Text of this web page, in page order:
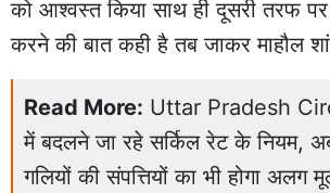
को आश्वस्त किया साथ ही दूसरी तरफ पर
करने की बात कही है तब जाकर माहौल
Read More: Uttar Pradesh
में बदलने जा रहे सर्किल रेट के नियम,
गलियों की संपत्तियों का भी होगा अलग